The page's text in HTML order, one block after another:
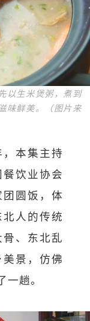
以生米煲粥，煮到
味鲜美。（图片来
本集主持
饮业协会
圆饭，体
人的传统
、东北乱
景，仿佛
趟。